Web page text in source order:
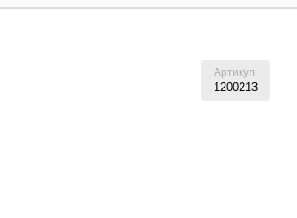
Артикул
1200213